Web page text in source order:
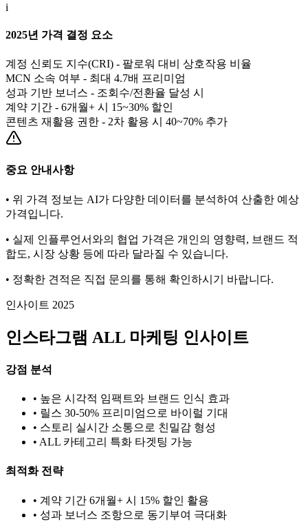
i
2025년 가격 결정 요소
계정 신뢰도 지수(CRI) - 팔로워 대비 상호작용 비율
MCN 소속 여부 - 최대 4.7배 프리미엄
성과 기반 보너스 - 조회수/전환율 달성 시
계약 기간 - 6개월+ 시 15~30% 할인
콘텐츠 재활용 권한 - 2차 활용 시 40~70% 추가
중요 안내사항
• 위 가격 정보는 AI가 다양한 데이터를 분석하여 산출한 예상
가격입니다.
• 실제 인플루언서와의 협업 가격은 개인의 영향력, 브랜드 적
합도, 시장 상황 등에 따라 달라질 수 있습니다.
• 정확한 견적은 직접 문의를 통해 확인하시기 바랍니다.
인사이트 2025
인스타그램 ALL 마케팅 인사이트
강점 분석
• 높은 시각적 임팩트와 브랜드 인식 효과
• 릴스 30-50% 프리미엄으로 바이럴 기대
• 스토리 실시간 소통으로 친밀감 형성
• ALL 카테고리 특화 타겟팅 가능
최적화 전략
• 계약 기간 6개월+ 시 15% 할인 활용
• 성과 보너스 조항으로 동기부여 극대화